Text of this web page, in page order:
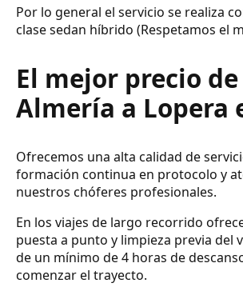
Por lo general el servicio se realiza
clase sedan híbrido (Respetamos el
El mejor precio de
Almería a Lopera
Ofrecemos una alta calidad de
formación continua en protocolo y
nuestros chóferes profesionales.
En los viajes de largo recorrido
puesta a punto y limpieza previa del
de un mínimo de 4 horas de
comenzar el trayecto.